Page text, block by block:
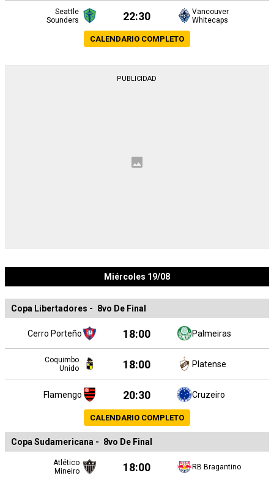
Seattle
Sounders
22:30
Vancouver
Whitecaps
CALENDARIO COMPLETO
Miércoles 19/08
Copa Libertadores - 8vo De Final
Cerro Porteño 18:00 Palmeiras
Coquimbo
Unido
18:00 Platense
Flamengo 20:30 Cruzeiro
CALENDARIO COMPLETO
Copa Sudamericana - 8vo De Final
Atlético
Mineiro
18:00 RB Bragantino